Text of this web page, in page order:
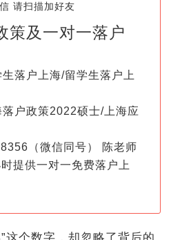
请扫描加好友
策及一对一落户
生落户上海/留学生落户上
户政策2022硕士/上海应
（微信同号） 陈老师
提供一对一免费落户上